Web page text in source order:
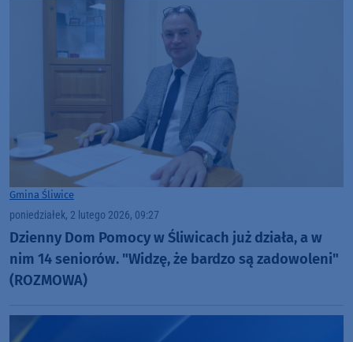
Gmina Śliwice
poniedziałek, 2 lutego 2026, 09:27
Dzienny Dom Pomocy w Śliwicach już działa, a w
nim 14 seniorów. "Widzę, że bardzo są zadowoleni"
(ROZMOWA)